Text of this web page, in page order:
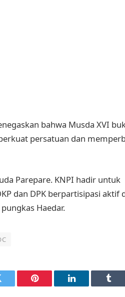
bahwa Musda XVI
persatuan dan
Parepare. KNPI hadir untuk
dan DPK berpartisipasi aktif
Haedar.
Pinterest LinkedIn